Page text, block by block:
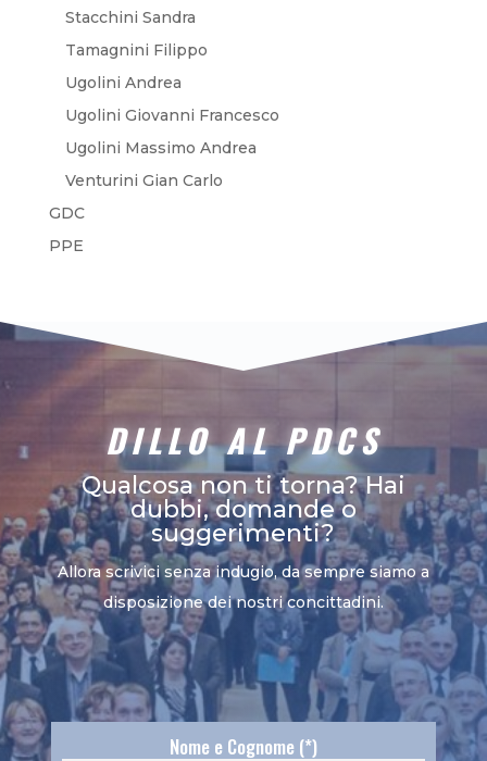
Stacchini Sandra
Tamagnini Filippo
Ugolini Andrea
Ugolini Giovanni Francesco
Ugolini Massimo Andrea
Venturini Gian Carlo
GDC
PPE
DILLO AL PDCS
Qualcosa non ti torna? Hai
dubbi, domande o
suggerimenti?
Allora scrivici senza indugio, da sempre siamo a
disposizione dei nostri concittadini.
Nome e Cognome (*)